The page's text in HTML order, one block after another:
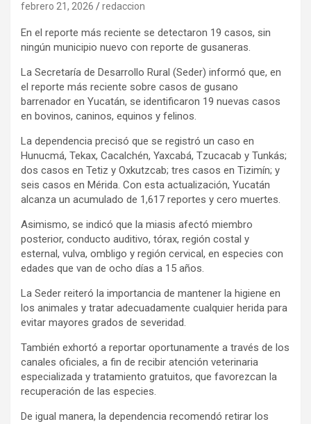
febrero 21, 2026 redaccion
En el reporte más reciente se detectaron 19 casos, sin
ningún municipio nuevo con reporte de gusaneras.
La Secretaría de Desarrollo Rural (Seder) informó que, en
el reporte más reciente sobre casos de gusano
barrenador en Yucatán, se identificaron 19 nuevas casos
en bovinos, caninos, equinos y felinos.
La dependencia precisó que se registró un caso en
Hunucmá, Tekax, Cacalchén, Yaxcabá, Tzucacab y Tunkás;
dos casos en Tetiz y Oxkutzcab; tres casos en Tizimín; y
seis casos en Mérida. Con esta actualización, Yucatán
alcanza un acumulado de 1,617 reportes y cero muertes.
Asimismo, se indicó que la miasis afectó miembro
posterior, conducto auditivo, tórax, región costal y
esternal, vulva, ombligo y región cervical, en especies con
edades que van de ocho días a 15 años.
La Seder reiteró la importancia de mantener la higiene en
los animales y tratar adecuadamente cualquier herida para
evitar mayores grados de severidad.
También exhortó a reportar oportunamente a través de los
canales oficiales, a fin de recibir atención veterinaria
especializada y tratamiento gratuitos, que favorezcan la
recuperación de las especies.
De igual manera, la dependencia recomendó retirar los